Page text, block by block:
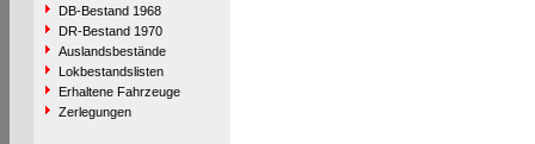
DB-Bestand 1968
DR-Bestand 1970
Auslandsbestände
Lokbestandslisten
Erhaltene Fahrzeuge
Zerlegungen